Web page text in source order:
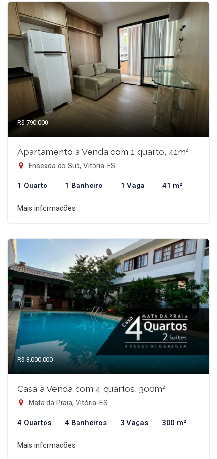
R$ 790.000
Apartamento à Venda com 1 quarto, 41m²
Enseada do Suá, Vitória-ES
1 Quarto 1 Banheiro 1 Vaga 41 m²
Mais informações
R$ 3.000.000
Casa à Venda com 4 quartos, 300m²
Mata da Praia, Vitória-ES
4 Quartos 4 Banheiros 3 Vagas 300 m²
Mais informações